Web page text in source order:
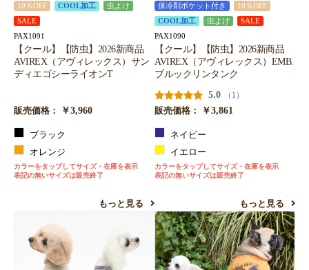
10％OFF COOL加工
虫よけ
SALE
PAX1091
【クール】【防虫】2026新商品
AVIREX（アヴィレックス）サン
ディエゴシーライオンT
販売価格： ￥3,960
ブラック
オレンジ
カラーをタップしてサイズ・在庫を表示
表記の無いサイズは販売終了
もっと見る
保冷剤ポケット付き
10％OFF
COOL加工
虫よけ SALE
PAX1090
【クール】【防虫】2026新商品
AVIREX（アヴィレックス）EMB.
ブルックリンタンク
5.0
（1）
販売価格：
￥3,861
ネイビー
イエロー
カラーをタップしてサイズ・在庫を表示
表記の無いサイズは販売終了
もっと見る